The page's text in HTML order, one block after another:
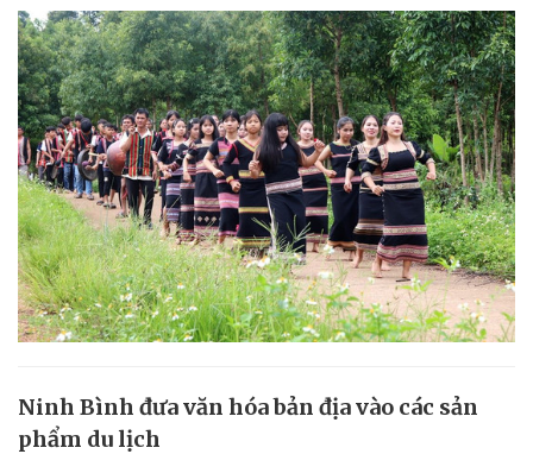
Ninh Bình đưa văn hóa bản địa vào các sản
phẩm du lịch